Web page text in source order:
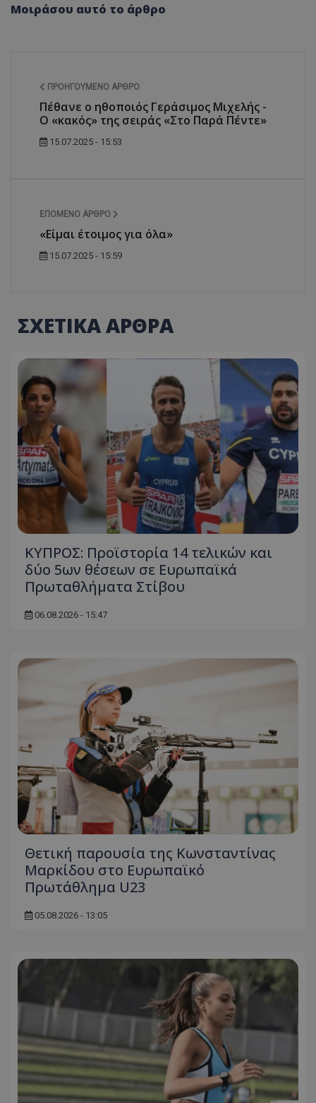
Μοιράσου αυτό το άρθρο
ΠΡΟΗΓΟΎΜΕΝΟ ΆΡΘΡΟ
Πέθανε ο ηθοποιός Γεράσιμος Μιχελής -
Ο «κακός» της σειράς «Στο Παρά Πέντε»
15.07.2025 - 15:53
ΕΠΌΜΕΝΟ ΆΡΘΡΟ
«Είμαι έτοιμος για όλα»
15.07.2025 - 15:59
ΣΧΕΤΙΚΑ ΑΡΘΡΑ
ΚΥΠΡΟΣ: Προϊστορία 14 τελικών και
δύο 5ων θέσεων σε Ευρωπαϊκά
Πρωταθλήματα Στίβου
06.08.2026 - 15:47
Θετική παρουσία της Κωνσταντίνας
Μαρκίδου στο Ευρωπαϊκό
Πρωτάθλημα U23
05.08.2026 - 13:05